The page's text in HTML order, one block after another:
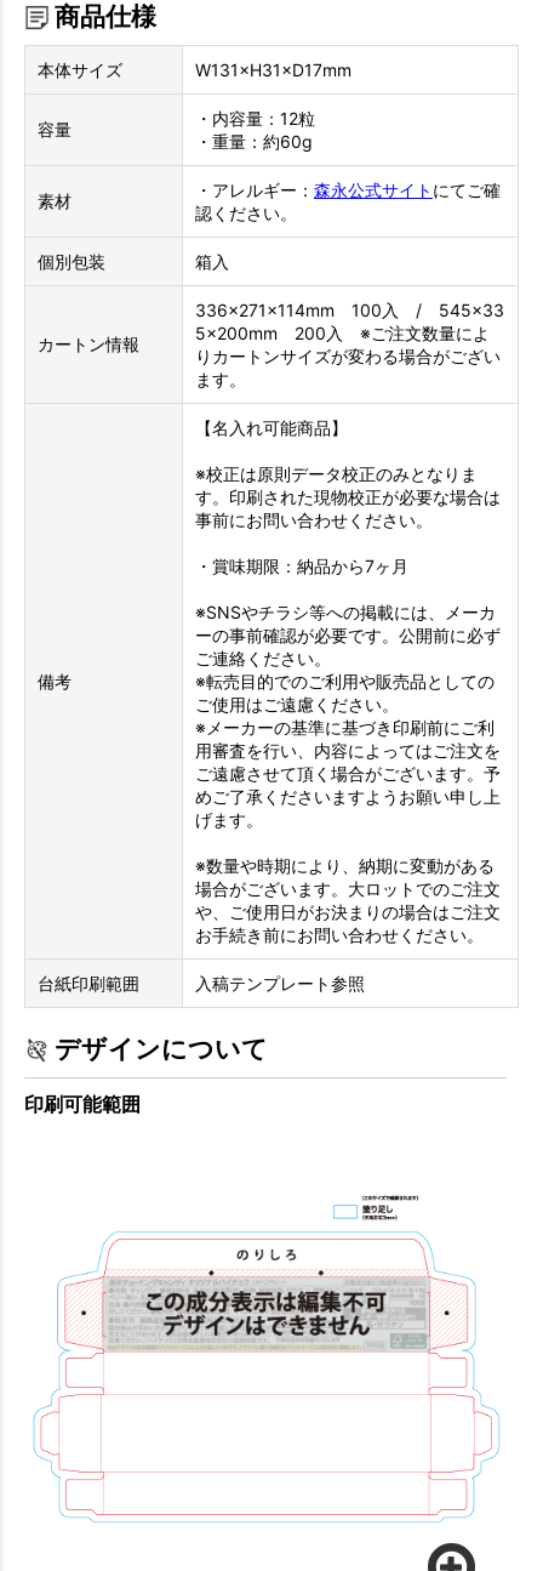
商品仕様
本体サイズ W131×H31×D17mm
容量
・内容量：12粒
・重量：約60g
素材
・アレルギー： 森永公式サイト にてご確
認ください。
個別包装 箱入
カートン情報
336×271×114mm 100入 / 545×33
5×200mm 200入 ※ご注文数量によ
りカートンサイズが変わる場合がござい
ます。
備考
【名入れ可能商品】
※校正は原則データ校正のみとなりま
す。印刷された現物校正が必要な場合は
事前にお問い合わせください。
・賞味期限：納品から7ヶ月
※SNSやチラシ等への掲載には、メーカ
ーの事前確認が必要です。公開前に必ず
ご連絡ください。
※転売目的でのご利用や販売品としての
ご使用はご遠慮ください。
※メーカーの基準に基づき印刷前にご利
用審査を行い、内容によってはご注文を
ご遠慮させて頂く場合がございます。予
めご了承くださいますようお願い申し上
げます。
※数量や時期により、納期に変動がある
場合がございます。大ロットでのご注文
や、ご使用日がお決まりの場合はご注文
お手続き前にお問い合わせください。
台紙印刷範囲 入稿テンプレート参照
デザインについて
印刷可能範囲